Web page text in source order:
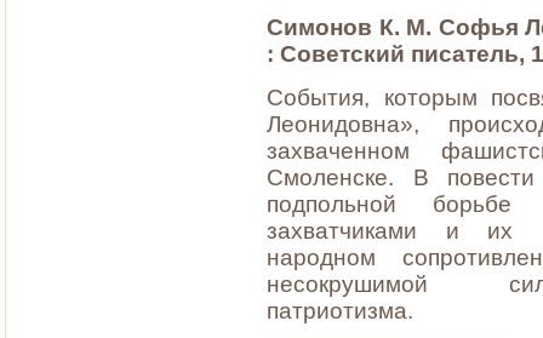
Симонов К. М. Софья
: Советский писатель,
События, которым
Леонидовна»,
захваченном
Смоленске. В повести
подпольной борьбе
захватчиками и их
народном
несокрушимой
патриотизма.